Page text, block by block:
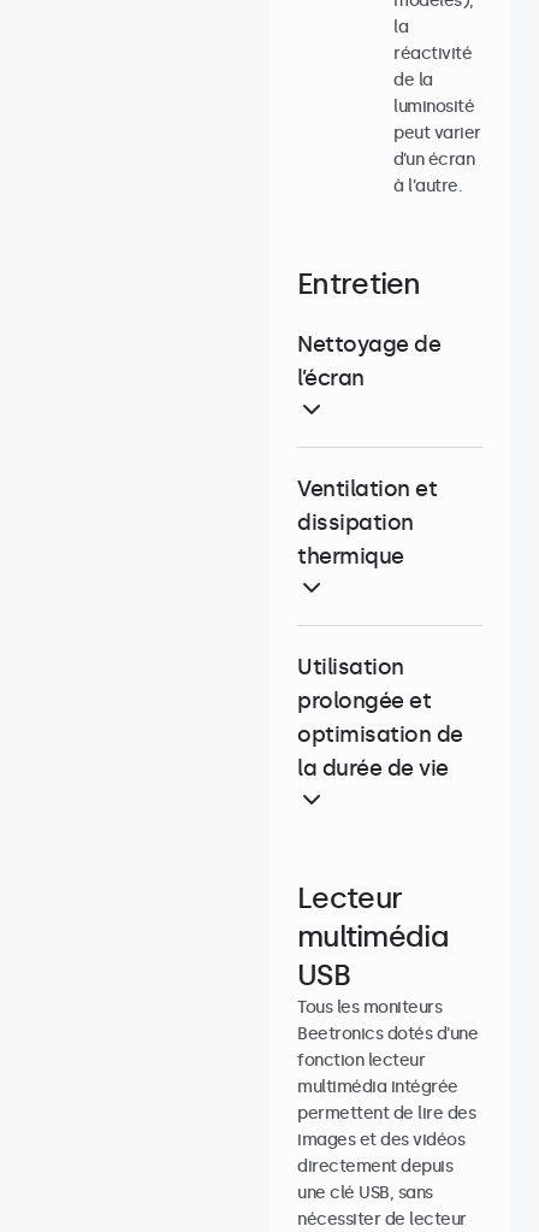
la
réactivité
de la
luminosité
peut varier
d’un écran
à l’autre.
Entretien
Nettoyage de
l’écran
Ventilation et
dissipation
thermique
Utilisation
prolongée et
optimisation de
la durée de vie
Lecteur
multimédia
USB
Tous les moniteurs
Beetronics dotés d'une
fonction lecteur
multimédia intégrée
permettent de lire des
images et des vidéos
directement depuis
une clé USB, sans
nécessiter de lecteur